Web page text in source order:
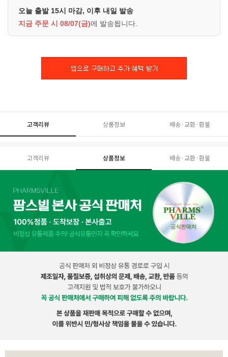
오늘 출발 15시 마감, 이후 내일 발송
지금 주문 시 08/07(금)에 발송됩니다.
고객리뷰 상품정보 배송·교환·환불
고객리뷰 상품정보 배송·교환·환불